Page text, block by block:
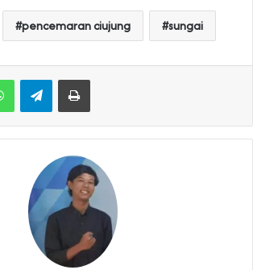
pencemaran ciujung sungai
WhatsAppTelegramPrint